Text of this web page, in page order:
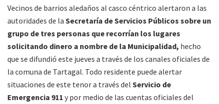
Vecinos de barrios aledaños al casco céntrico alertaron a las
autoridades de la Secretaría de Servicios Públicos sobre un
grupo de tres personas que recorrían los lugares
solicitando dinero a nombre de la Municipalidad, hecho
que se difundió este jueves a través de los canales oficiales de
la comuna de Tartagal. Todo residente puede alertar
situaciones de este tenor a través del Servicio de
Emergencia 911 y por medio de las cuentas oficiales del